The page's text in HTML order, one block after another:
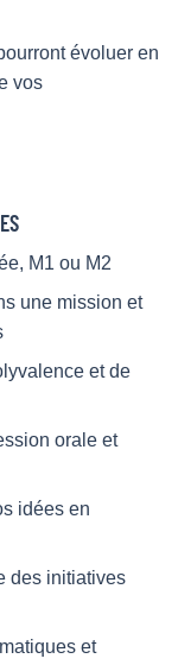
évoluer en
vos
M1 ou M2
une mission et
et de
orale et
idées en
des initiatives
et